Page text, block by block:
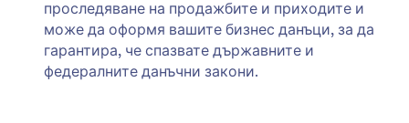
проследяване на продажбите и приходите и
може да оформя вашите бизнес данъци, за да
гарантира, че спазвате държавните и
федералните данъчни закони.